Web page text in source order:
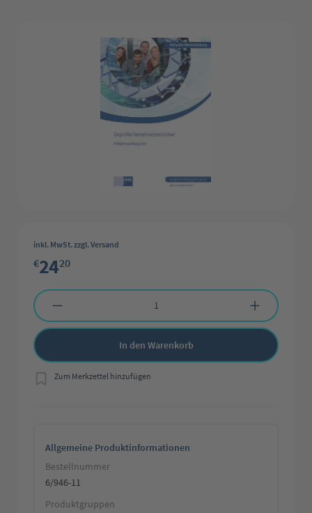
inkl. MwSt. zzgl. Versand
€2420
Produkt Anzahl: Gib den gewünschten Wert ein oder benutze die
In den Warenkorb
Zum Merkzettel hinzufügen
Allgemeine Produktinformationen
Bestellnummer
6/946-11
Produktgruppen